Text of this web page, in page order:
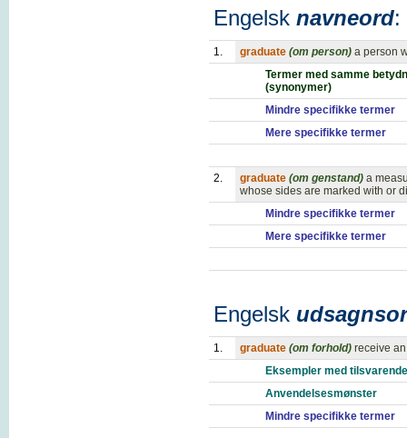
Engelsk navneord:
1. graduate (om person) a person
Termer med samme
(synonymer)
Mindre specifikke termer
Mere specifikke termer
2. graduate (om genstand) a
whose sides are marked with or
Mindre specifikke termer
Mere specifikke termer
Engelsk
1. graduate (om forhold) receive
Eksempler med
Anvendelsesmønster
Mindre specifikke termer